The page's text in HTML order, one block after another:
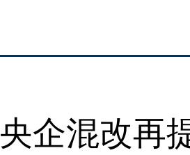
央企混改再